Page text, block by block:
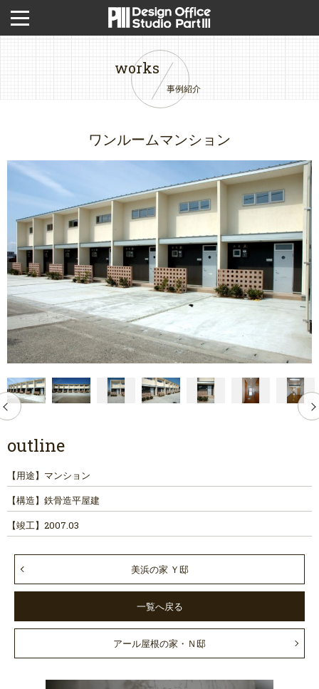
事例紹介
works
ワンルームマンション
outline
【用途】 マンション
【構造】 鉄骨造平屋建
【竣工】 2007.03
美浜の家 Ｙ邸
一覧へ戻る
アール屋根の家・Ｎ邸